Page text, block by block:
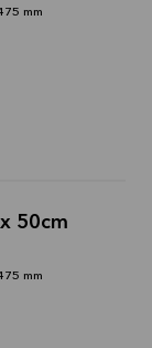
mm
50cm
mm